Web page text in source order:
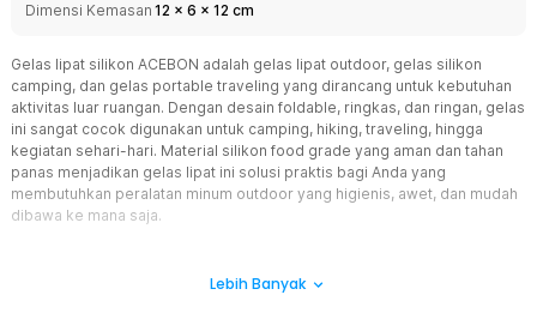
Dimensi Kemasan 12 x 6 x 12 cm
Gelas lipat silikon ACEBON adalah gelas lipat outdoor, gelas silikon
camping, dan gelas portable traveling yang dirancang untuk kebutuhan
aktivitas luar ruangan. Dengan desain foldable, ringkas, dan ringan, gelas
ini sangat cocok digunakan untuk camping, hiking, traveling, hingga
kegiatan sehari-hari. Material silikon food grade yang aman dan tahan
panas menjadikan gelas lipat ini solusi praktis bagi Anda yang
membutuhkan peralatan minum outdoor yang higienis, awet, dan mudah
dibawa ke mana saja.
Lebih Banyak